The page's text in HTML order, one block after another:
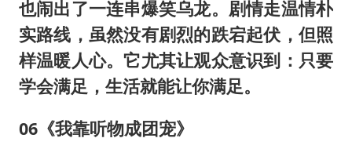
也闹出了一连串爆笑乌龙。剧情走温情朴
实路线，虽然没有剧烈的跌宕起伏，但照
样温暖人心。它尤其让观众意识到：只要
学会满足，生活就能让你满足。
06《我靠听物成团宠》